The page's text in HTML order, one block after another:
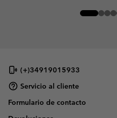
(+)34919015933
Servicio al cliente
Formulario de contacto